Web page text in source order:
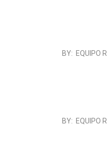
2023-
BY: EQUIPO RL
2023-
BY: EQUIPO RL